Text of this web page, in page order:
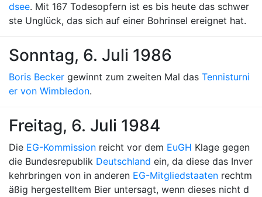
dsee. Mit 167 Todesopfern ist es bis heute das schwer
ste Unglück, das sich auf einer Bohrinsel ereignet hat.
Sonntag, 6. Juli 1986
Boris Becker gewinnt zum zweiten Mal das Tennisturni
er von Wimbledon.
Freitag, 6. Juli 1984
Die EG-Kommission reicht vor dem EuGH Klage gegen
die Bundesrepublik Deutschland ein, da diese das Inver
kehrbringen von in anderen EG-Mitgliedstaaten rechtm
äßig hergestelltem Bier untersagt, wenn dieses nicht d